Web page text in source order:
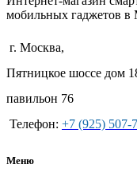
мобильных гаджетов в
г. Москва,
Пятницкое шоссе дом
павильон 76
Телефон: +7 (925) 507-
Меню